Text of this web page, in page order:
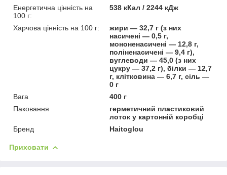
Енергетична цінність на
100 г:
538 кКал / 2244 кДж
Харчова цінність на 100 г:
жири — 32,7 г (з них
насичені — 0,5 г,
мононенасичені — 12,8 г,
поліненасичені — 9,4 г),
вуглеводи — 45,0 (з них
цукру — 37,2 г), білки — 12,7
г, клітковина — 6,7 г, сіль —
0 г
Вага
400 г
Паковання
герметичний пластиковий
лоток у картонній коробці
Бренд
Haitoglou
Приховати